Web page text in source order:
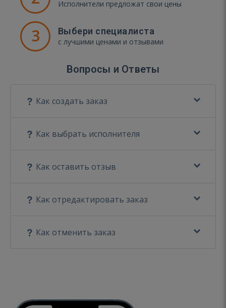
Исполнители предложат свои цены
3 Выбери специалиста
с лучшими ценами и отзывами
Вопросы и Ответы
Как создать заказ
Как выбрать исполнителя
Как оставить отзыв
Как отредактировать заказ
Как отменить заказ